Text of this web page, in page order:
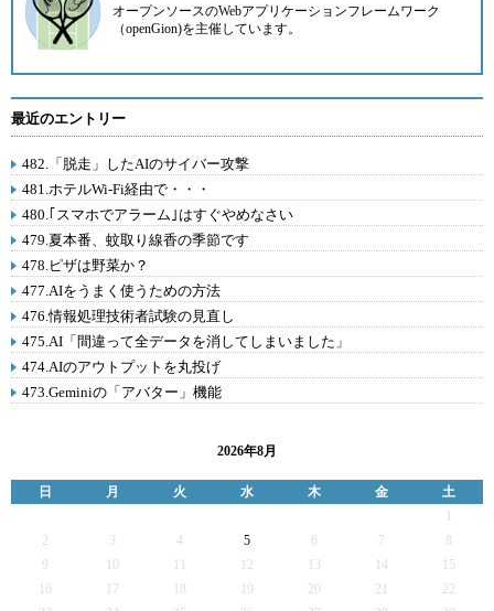
オープンソースのWebアプリケーションフレームワーク
（openGion)を主催しています。
最近のエントリー
482.「脱走」したAIのサイバー攻撃
481.ホテルWi-Fi経由で・・・
480.｢スマホでアラーム｣はすぐやめなさい
479.夏本番、蚊取り線香の季節です
478.ピザは野菜か？
477.AIをうまく使うための方法
476.情報処理技術者試験の見直し
475.AI「間違って全データを消してしまいました」
474.AIのアウトプットを丸投げ
473.Geminiの「アバター」機能
2026年8月
日 月 火 水 木 金
土
2
3 4 5 6 7
9
12 13 14
15
16
17 19 20 21
22